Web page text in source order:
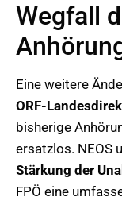
Wegfall
Eine weitere
ORF-
bisherige
ersatzlos. NEOS
Stärkung der
FPÖ eine